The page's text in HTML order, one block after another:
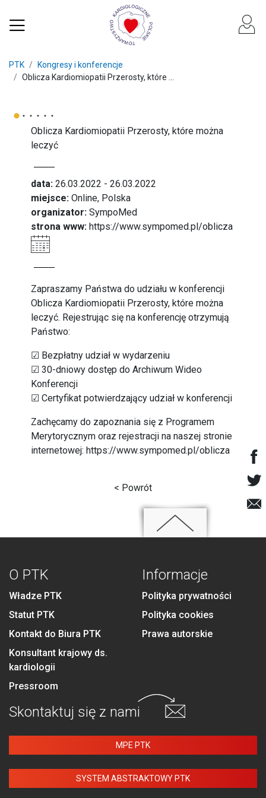
PTK
Kongresy i konferencje
Oblicza Kardiomiopatii Przerosty, które ...
Oblicza Kardiomiopatii Przerosty, które można
leczyć
data: 26.03.2022 - 26.03.2022
miejsce: Online, Polska
organizator: SympoMed
strona www: https://www.sympomed.pl/oblicza
Zapraszamy Państwa do udziału w konferencji
Oblicza Kardiomiopatii Przerosty, które można
leczyć. Rejestrując się na konferencję otrzymują
Państwo:
☑ Bezpłatny udział w wydarzeniu
☑ 30-dniowy dostęp do Archiwum Wideo
Konferencji
☑ Certyfikat potwierdzający udział w konferencji
Zachęcamy do zapoznania się z Programem
Merytorycznym oraz rejestracji na naszej stronie
internetowej: https://www.sympomed.pl/oblicza
< Powrót
O PTK
Władze PTK
Statut PTK
Kontakt do Biura PTK
Konsultant krajowy ds.
kardiologii
Pressroom
Informacje
Polityka prywatności
Polityka cookies
Prawa autorskie
Skontaktuj się z nami
MPE PTK
SYSTEM ABSTRAKTOWY PTK